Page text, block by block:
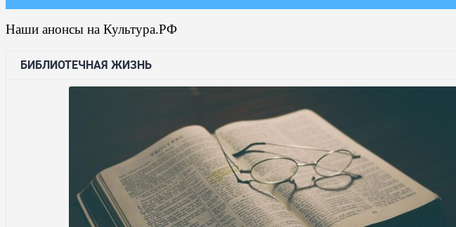
Наши анонсы на Культура.РФ